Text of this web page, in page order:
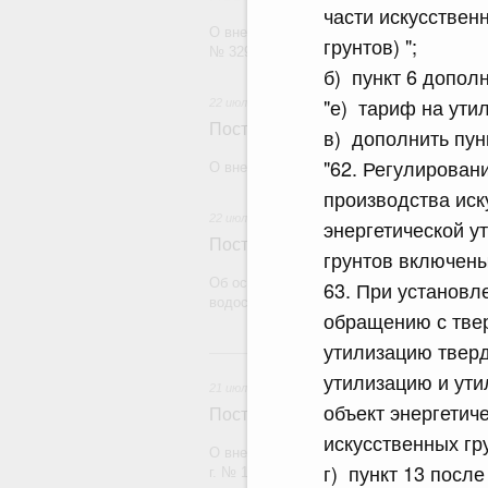
части
грунтов) ";
б) пункт 6
"е) тариф на
в) дополнить
"62.
производства
энергетической
грунтов
63. При
обращению с
утилизацию
утилизацию и
объект
искусственных
г) пункт 13
О внесении изменения в постановление
Постановление Правительства
О внесении изменений в некоторые
Постановление Правительства
Об особенностях применения
водоснабжения и водоотведения
Постановление Правительства
О внесении изменений в постановление